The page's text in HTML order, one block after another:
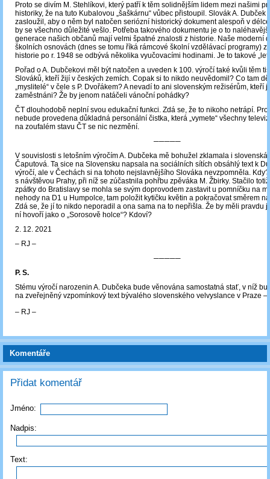
Proto se divím M. Stehlíkovi, který patří k těm solidnějším lidem mezi našimi
historiky, že na tuto Kubalovou „šaškárnu“ vůbec přistoupil. Slovák A. Dubček
zasloužil, aby o něm byl natočen seriózní historický dokument alespoň v
by se všechno důležité vešlo. Potřeba takového dokumentu je o to
generace našich občanů mají velmi špatné znalosti z historie. Naše moderní
školních osnovách (dnes se tomu říká rámcové školní vzdělávací programy)
historie po r. 1948 se odbývá několika vyučovacími hodinami. Je to takové
Pořad o A. Dubčekovi měl být natočen a uveden k 100. výročí také kvůli těm
Slováků, kteří žijí v českých zemích. Copak si to nikdo neuvědomil? Co tam
„myslitelé“ v čele s P. Dvořákem? A nevadí to ani slovenským režisérům, kteří
zaměstnáni? Že by jenom natáčeli vánoční pohádky?
ČT dlouhodobě neplní svou edukační funkci. Zdá se, že to nikoho netrápí.
nebude provedena důkladná personální čistka, která „vymete“ všechny
na zoufalém stavu ČT se nic nezmění.
─────
V souvislosti s letošním výročím A. Dubčeka mě bohužel zklamala i slovenská
Čaputová. Ta sice na Slovensku napsala na sociálních sítích obsáhlý text k
výročí, ale v Čechách si na tohoto nejslavnějšího Slováka nevzpomněla.
s návštěvou Prahy, při níž se zúčastnila pohřbu zpěváka M. Žbirky. Stačilo
zpátky do Bratislavy se mohla se svým doprovodem zastavit u pomníčku na
nehody na D1 u Humpolce, tam položit kytičku květin a pokračovat směrem
Zdá se, že jí to nikdo neporadil a ona sama na to nepřišla. Že by měli pravdu
ní hovoří jako o „Sorosově holce“? Kdoví?
2. 12. 2021
‒ RJ ‒
─────
P. S.
Stému výročí narozenin A. Dubčeka bude věnována samostatná stať, v níž
na zveřejněný vzpomínkový text bývalého slovenského velvyslance v Praze –
‒ RJ ‒
Komentáře
Přidat komentář
Jméno:
Nadpis:
Text: